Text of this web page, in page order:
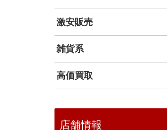
激安販売
雑貨系
高価買取
店舗情報